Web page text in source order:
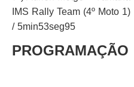
IMS Rally Team (4º Moto 1)
/ 5min53seg95
PROGRAMAÇÃO